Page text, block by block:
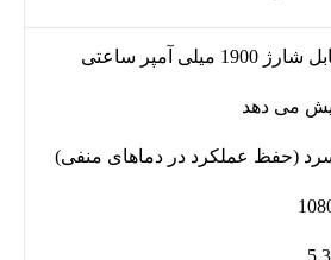
آمپر ساعتی
می دهد
سرد (حفظ عملکرد در دماهای منفی)